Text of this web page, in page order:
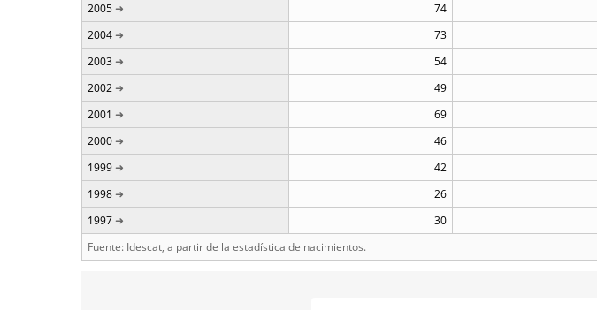
2005
74
2004
73
2003
54
2002
49
2001
69
2000
46
1999
42
1998
26
1997
30
Fuente: Idescat, a partir de la estadística de nacimientos.